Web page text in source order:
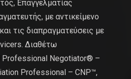
Επαγγελματίας
με αντικείμενο
τις διαπραγματεύσεις με
Διαθέτω
Professional Negotiator® –
Professional – CNP™,